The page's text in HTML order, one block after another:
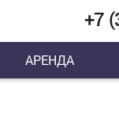
+7
АРЕНДА